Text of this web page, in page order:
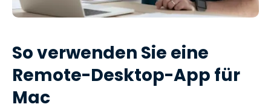
So verwenden Sie eine
Remote-Desktop-App für
Mac